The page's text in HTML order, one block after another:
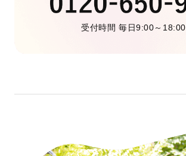
受付時間 毎日9:00～18:00